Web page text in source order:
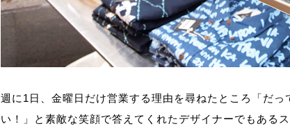
週に1日、金曜日だけ営業する理由を尋ねたところ「だっ
い！」と素敵な笑顔で答えてくれたデザイナーでもある